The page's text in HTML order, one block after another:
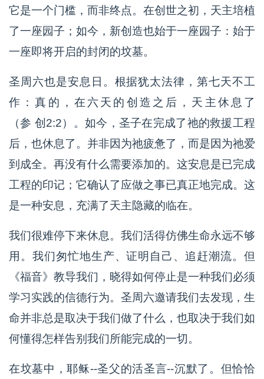
它是一个门槛，而非终点。在创世之初，天主培植
了一座园子；如今，新创造也始于一座园子：始于
一座即将开启的封闭的坟墓。
圣周六也是安息日。根据犹太法律，第七天不工
作：真的，在六天的创造之后，天主休息了
（参 创2:2）。如今，圣子在完成了祂的救援工程
后，也休息了。并非因为祂疲惫了，而是因为祂爱
到成全。再没有什么需要添加的。这安息是已完成
工程的印记；它确认了应做之事已真正地完成。这
是一种安息，充满了天主隐藏的临在。
我们很难停下来休息。我们活得仿佛生命永远不够
用。我们匆忙地生产、证明自己、追赶潮流。但
《福音》教导我们，晓得如何停止是一种我们必须
学习实践的信德行为。圣周六邀请我们去发现，生
命并非总是取决于我们做了什么，也取决于我们如
何懂得怎样告别我们所能完成的一切。
在坟墓中，耶稣--圣父的活圣言--沉默了。但恰恰